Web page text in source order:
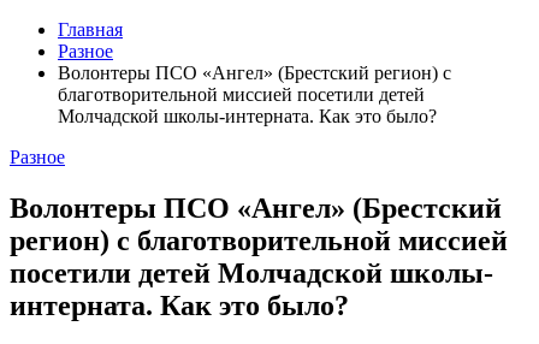
Главная
Разное
Волонтеры ПСО «Ангел» (Брестский регион) с
благотворительной миссией посетили детей
Молчадской школы-интерната. Как это было?
Разное
Волонтеры ПСО «Ангел» (Брестский
регион) с благотворительной миссией
посетили детей Молчадской школы-
интерната. Как это было?